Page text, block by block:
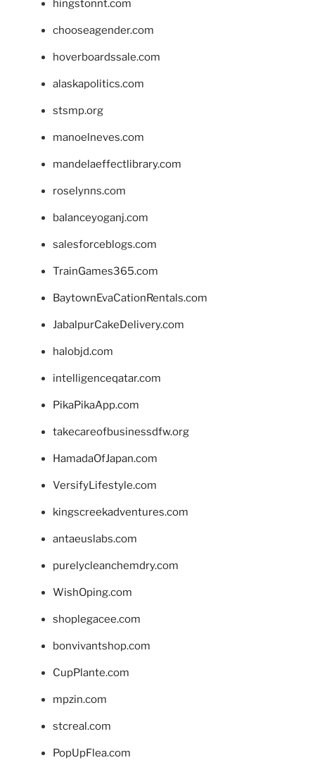
hingstonnt.com
chooseagender.com
hoverboardssale.com
alaskapolitics.com
stsmp.org
manoelneves.com
mandelaeffectlibrary.com
roselynns.com
balanceyoganj.com
salesforceblogs.com
TrainGames365.com
BaytownEvaCationRentals.com
JabalpurCakeDelivery.com
halobjd.com
intelligenceqatar.com
PikaPikaApp.com
takecareofbusinessdfw.org
HamadaOfJapan.com
VersifyLifestyle.com
kingscreekadventures.com
antaeuslabs.com
purelycleanchemdry.com
WishOping.com
shoplegacee.com
bonvivantshop.com
CupPlante.com
mpzin.com
stcreal.com
PopUpFlea.com